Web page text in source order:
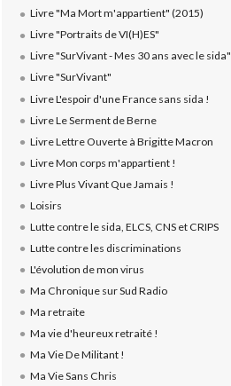
Livre "Ma Mort m'appartient" (2015)
Livre "Portraits de VI(H)ES"
Livre "SurVivant - Mes 30 ans avec le sida"
Livre "SurVivant"
Livre L'espoir d'une France sans sida !
Livre Le Serment de Berne
Livre Lettre Ouverte à Brigitte Macron
Livre Mon corps m'appartient !
Livre Plus Vivant Que Jamais !
Loisirs
Lutte contre le sida, ELCS, CNS et CRIPS
Lutte contre les discriminations
L'évolution de mon virus
Ma Chronique sur Sud Radio
Ma retraite
Ma vie d'heureux retraité !
Ma Vie De Militant !
Ma Vie Sans Chris